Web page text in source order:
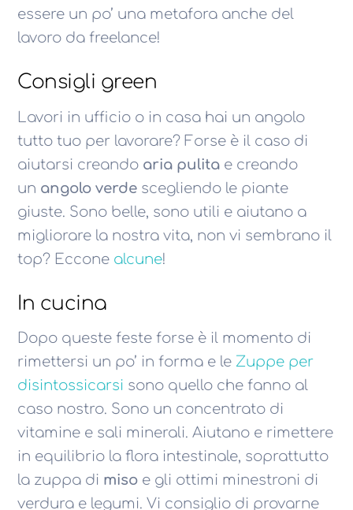
essere un po’ una metafora anche del
lavoro da freelance!
Consigli green
Lavori in ufficio o in casa hai un angolo
tutto tuo per lavorare? Forse è il caso di
aiutarsi creando aria pulita e creando
un angolo verde scegliendo le piante
giuste. Sono belle, sono utili e aiutano a
migliorare la nostra vita, non vi sembrano il
top? Eccone alcune!
In cucina
Dopo queste feste forse è il momento di
rimettersi un po’ in forma e le Zuppe per
disintossicarsi sono quello che fanno al
caso nostro. Sono un concentrato di
vitamine e sali minerali. Aiutano e rimettere
in equilibrio la flora intestinale, soprattutto
la zuppa di miso e gli ottimi minestroni di
verdura e legumi. Vi consiglio di provarne